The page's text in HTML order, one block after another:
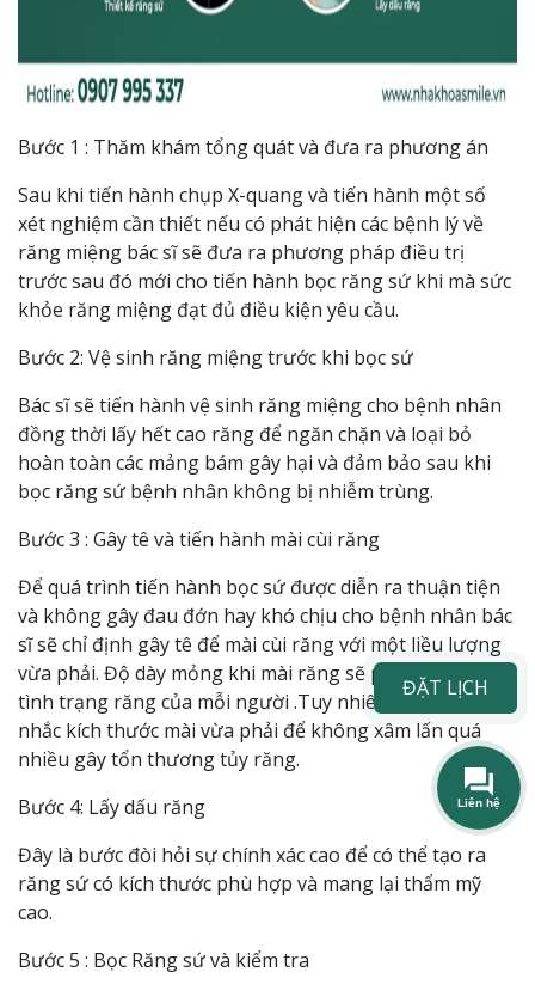
Bước 1 : Thăm khám tổng quát và đưa ra phương án
Sau khi tiến hành chụp X-quang và tiến hành một số
xét nghiệm cần thiết nếu có phát hiện các bệnh lý về
răng miệng bác sĩ sẽ đưa ra phương pháp điều trị
trước sau đó mới cho tiến hành bọc răng sứ khi mà sức
khỏe răng miệng đạt đủ điều kiện yêu cầu.
Bước 2: Vệ sinh răng miệng trước khi bọc sứ
Bác sĩ sẽ tiến hành vệ sinh răng miệng cho bệnh nhân
đồng thời lấy hết cao răng để ngăn chặn và loại bỏ
hoàn toàn các mảng bám gây hại và đảm bảo sau khi
bọc răng sứ bệnh nhân không bị nhiễm trùng.
Bước 3 : Gây tê và tiến hành mài cùi răng
Để quá trình tiến hành bọc sứ được diễn ra thuận tiện
và không gây đau đớn hay khó chịu cho bệnh nhân bác
sĩ sẽ chỉ định gây tê để mài cùi răng với một liều lượng
vừa phải. Độ dày mỏng khi mài răng sẽ phụ thuộc vào
tình trạng răng của mỗi người .Tuy nhiên, bác sĩ sẽ cân
nhắc kích thước mài vừa phải để không xâm lấn quá
nhiều gây tổn thương tủy răng.
Bước 4: Lấy dấu răng
Đây là bước đòi hỏi sự chính xác cao để có thể tạo ra
răng sứ có kích thước phù hợp và mang lại thẩm mỹ
cao.
Bước 5 : Bọc Răng sứ và kiểm tra
ĐẶT LỊCH